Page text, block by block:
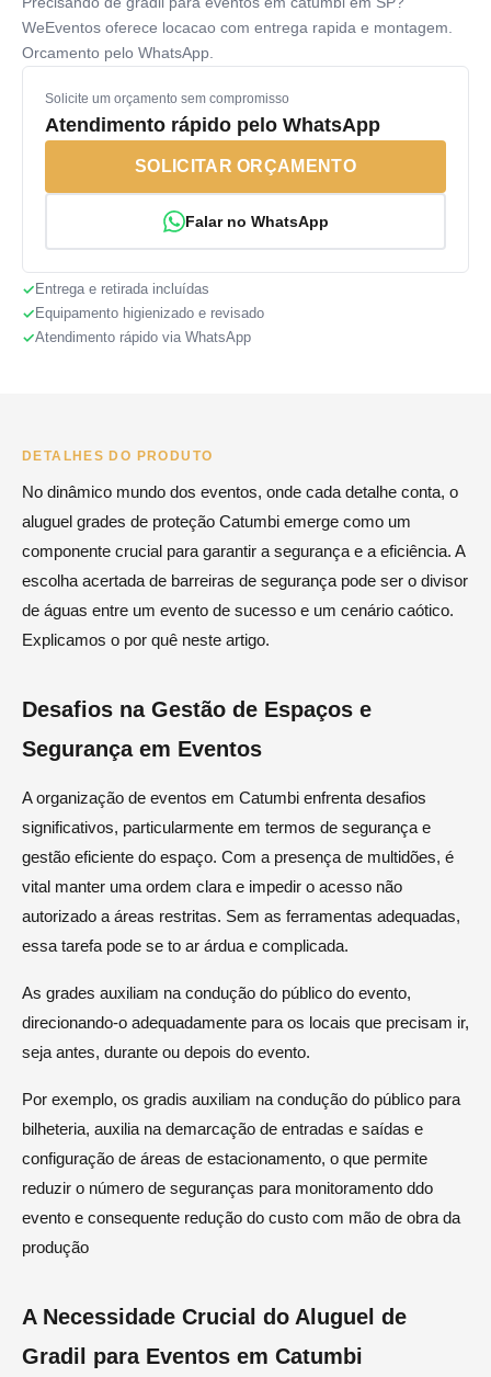
WeEventos oferece locacao com entrega rapida e montagem.
Orcamento pelo WhatsApp.
Solicite um orçamento sem compromisso
Atendimento rápido pelo WhatsApp
SOLICITAR ORÇAMENTO
Falar no WhatsApp
Entrega e retirada incluídas
Equipamento higienizado e revisado
Atendimento rápido via WhatsApp
DETALHES DO PRODUTO
No dinâmico mundo dos eventos, onde cada detalhe conta, o
aluguel grades de proteção Catumbi emerge como um
componente crucial para garantir a segurança e a eficiência. A
escolha acertada de barreiras de segurança pode ser o divisor
de águas entre um evento de sucesso e um cenário caótico.
Explicamos o por quê neste artigo.
Desafios na Gestão de Espaços e
Segurança em Eventos
A organização de eventos em Catumbi enfrenta desafios
significativos, particularmente em termos de segurança e
gestão eficiente do espaço. Com a presença de multidões, é
vital manter uma ordem clara e impedir o acesso não
autorizado a áreas restritas. Sem as ferramentas adequadas,
essa tarefa pode se to ar árdua e complicada.
As grades auxiliam na condução do público do evento,
direcionando-o adequadamente para os locais que precisam ir,
seja antes, durante ou depois do evento.
Por exemplo, os gradis auxiliam na condução do público para
bilheteria, auxilia na demarcação de entradas e saídas e
configuração de áreas de estacionamento, o que permite
reduzir o número de seguranças para monitoramento ddo
evento e consequente redução do custo com mão de obra da
produção
A Necessidade Crucial do Aluguel de
Gradil para Eventos em Catumbi